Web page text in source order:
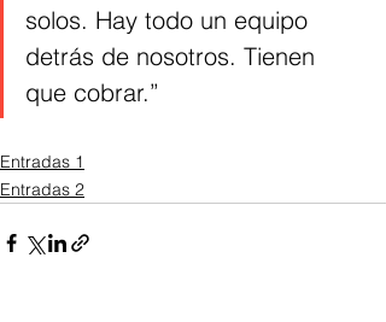
solos. Hay todo un equipo
detrás de nosotros. Tienen
que cobrar.”
Entradas 1
Entradas 2